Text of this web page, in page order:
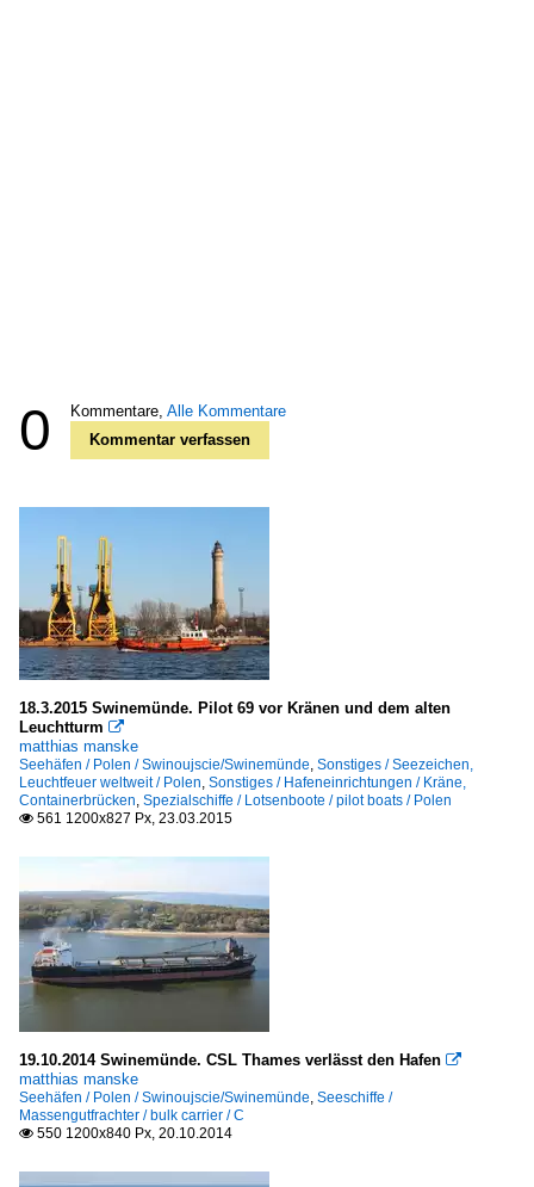
0 Kommentare, Alle Kommentare
Kommentar verfassen
18.3.2015 Swinemünde. Pilot 69 vor Kränen und dem alten
Leuchtturm 
matthias manske
Seehäfen / Polen / Swinoujscie/Swinemünde, Sonstiges / Seezeichen,
Leuchtfeuer weltweit / Polen, Sonstiges / Hafeneinrichtungen / Kräne,
Containerbrücken, Spezialschiffe / Lotsenboote / pilot boats / Polen
 561 1200x827 Px, 23.03.2015
19.10.2014 Swinemünde. CSL Thames verlässt den Hafen 
matthias manske
Seehäfen / Polen / Swinoujscie/Swinemünde, Seeschiffe /
Massengutfrachter / bulk carrier / C
 550 1200x840 Px, 20.10.2014